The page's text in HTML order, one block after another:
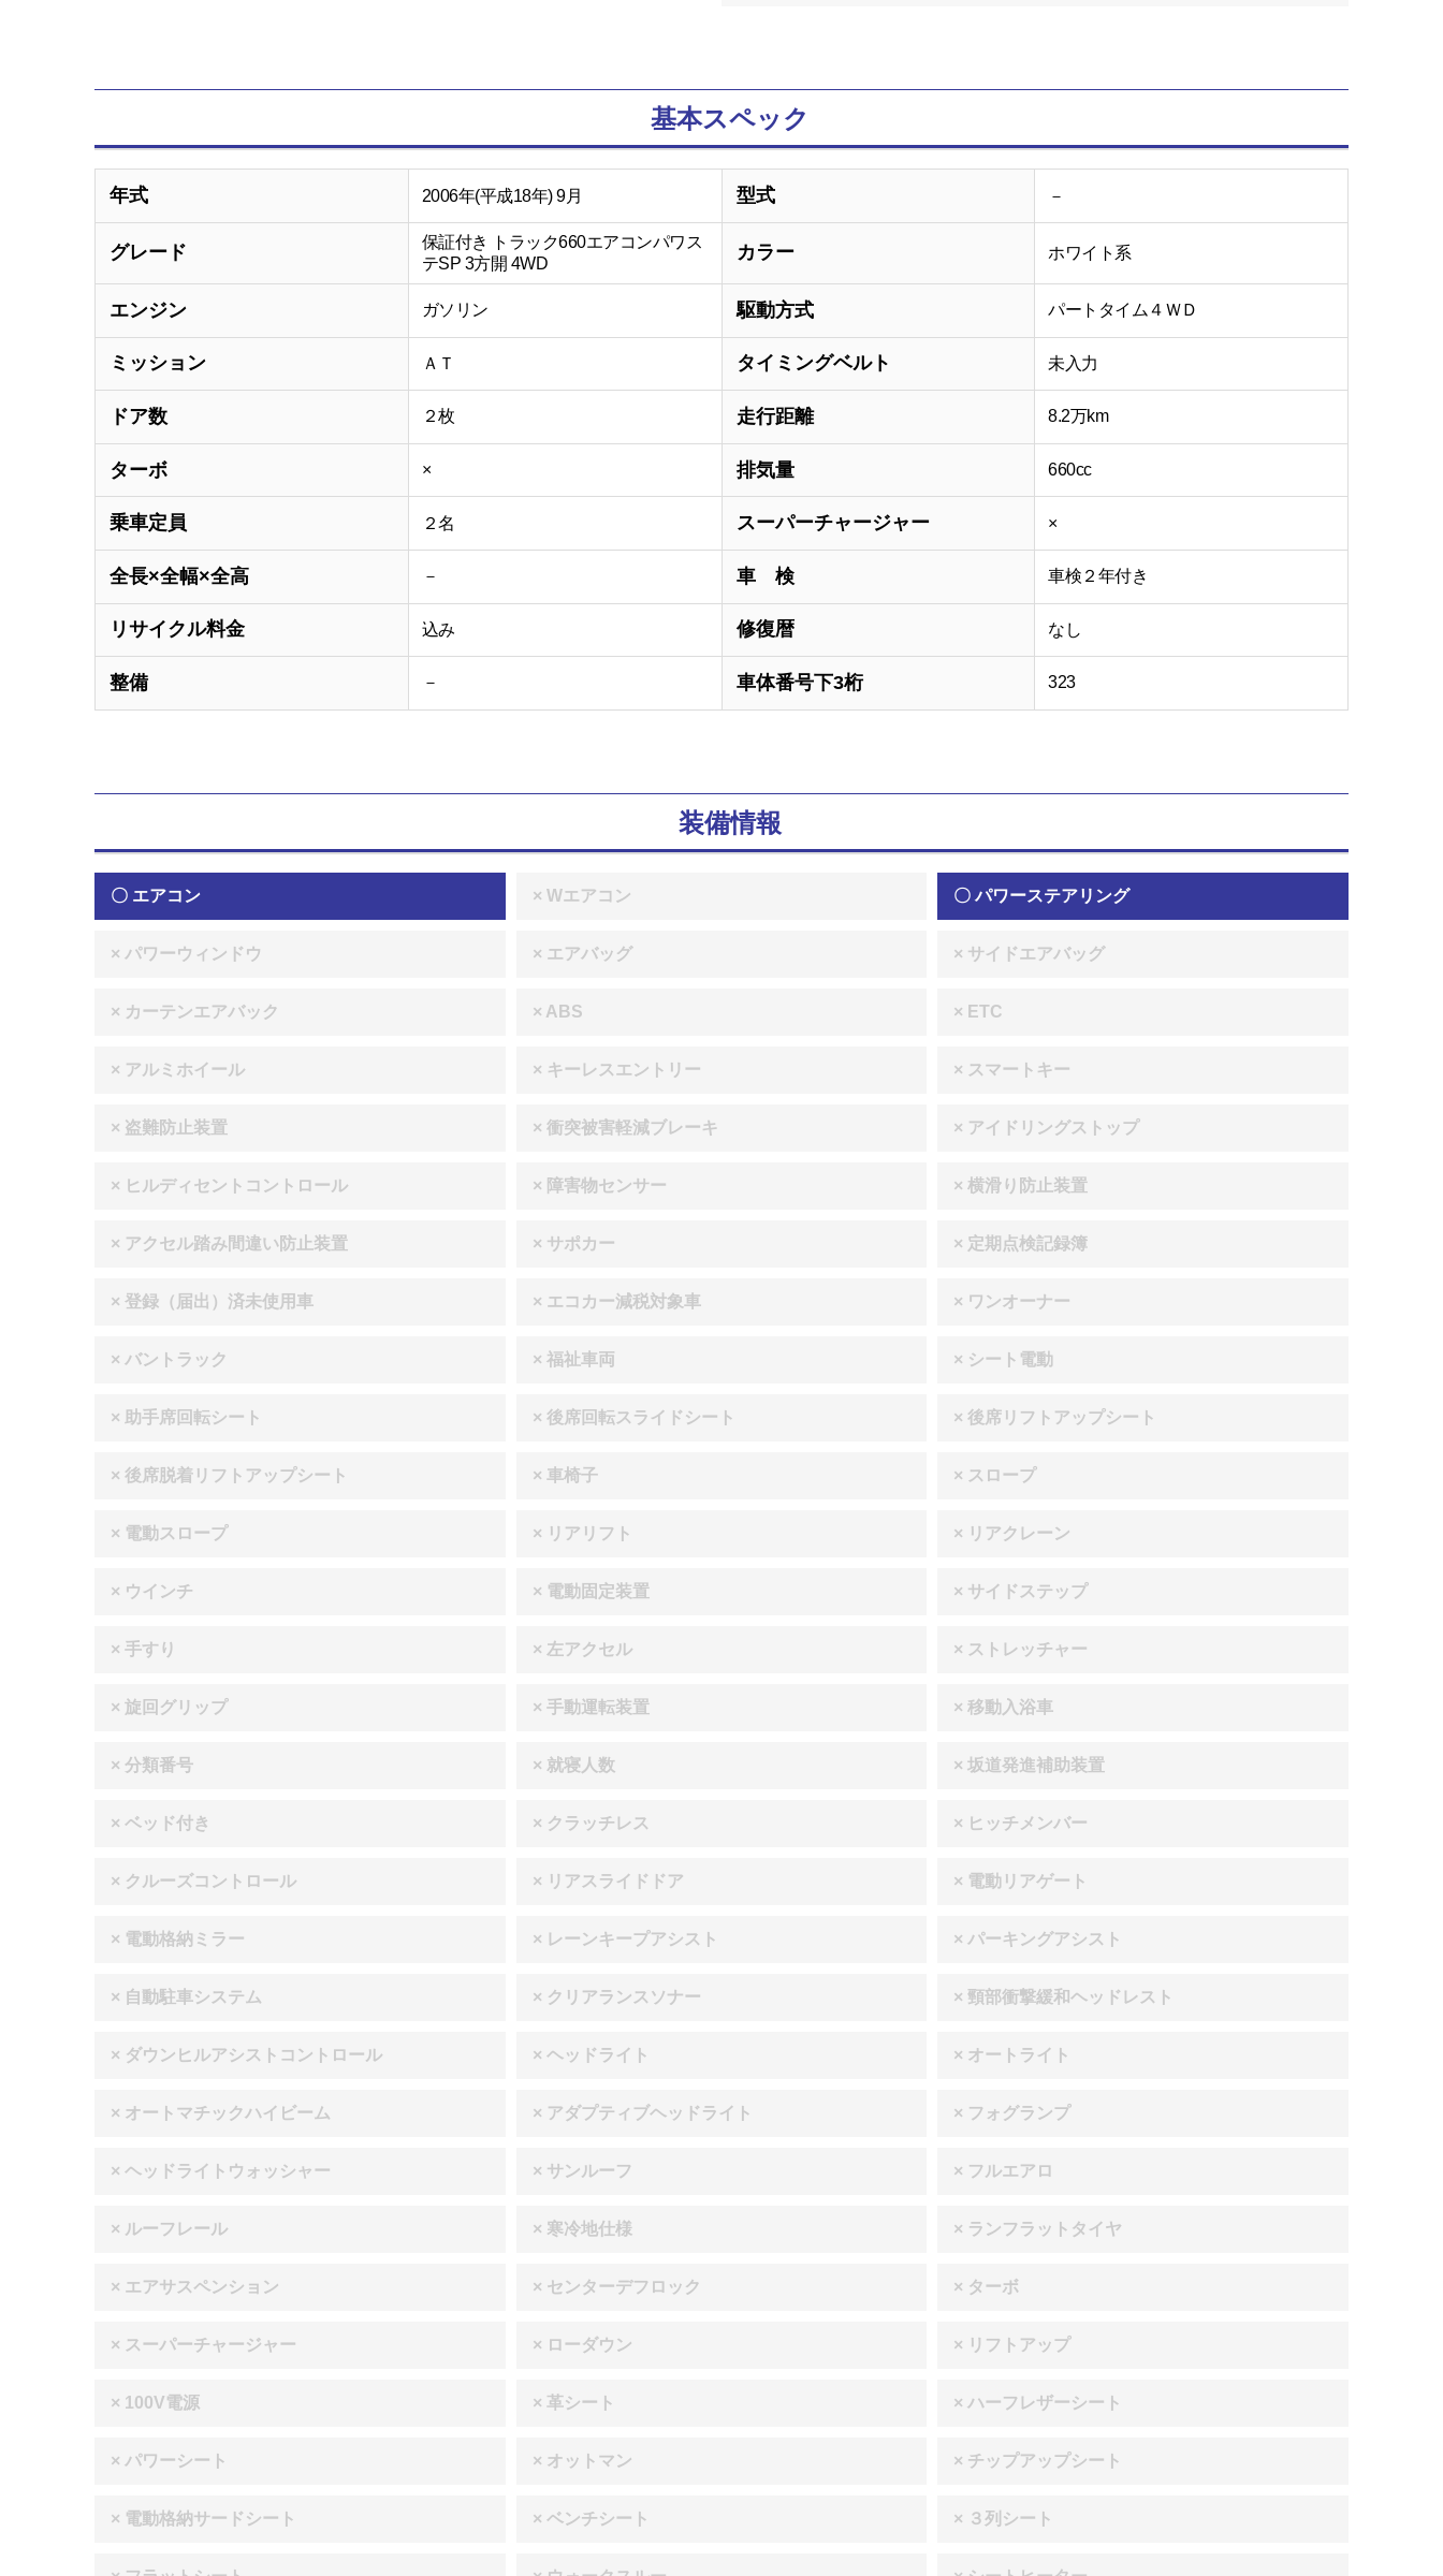
基本スペック
年式 2006年(平成18年) 9月 型式 －
グレード
保証付き トラック660エアコンパワス
テSP 3方開 4WD
カラー ホワイト系
エンジン ガソリン 駆動方式 パートタイム４ＷＤ
ミッション ＡＴ タイミングベルト 未入力
ドア数 ２枚 走行距離 8.2万km
ターボ × 排気量 660cc
乗車定員 ２名 スーパーチャージャー ×
全長×全幅×全高 － 車 検 車検２年付き
リサイクル料金 込み 修復暦 なし
整備 － 車体番号下3桁 323
装備情報
〇 エアコン × Wエアコン 〇 パワーステアリング
× パワーウィンドウ × エアバッグ × サイドエアバッグ
× カーテンエアバック × ABS × ETC
× アルミホイール × キーレスエントリー × スマートキー
× 盗難防止装置 × 衝突被害軽減ブレーキ × アイドリングストップ
× ヒルディセントコントロール × 障害物センサー × 横滑り防止装置
× アクセル踏み間違い防止装置 × サポカー × 定期点検記録簿
× 登録（届出）済未使用車 × エコカー減税対象車 × ワンオーナー
× バントラック × 福祉車両 × シート電動
× 助手席回転シート × 後席回転スライドシート × 後席リフトアップシート
× 後席脱着リフトアップシート × 車椅子 × スロープ
× 電動スロープ × リアリフト × リアクレーン
× ウインチ × 電動固定装置 × サイドステップ
× 手すり × 左アクセル × ストレッチャー
× 旋回グリップ × 手動運転装置 × 移動入浴車
× 分類番号 × 就寝人数 × 坂道発進補助装置
× ベッド付き × クラッチレス × ヒッチメンバー
× クルーズコントロール × リアスライドドア × 電動リアゲート
× 電動格納ミラー × レーンキープアシスト × パーキングアシスト
× 自動駐車システム × クリアランスソナー × 頸部衝撃緩和ヘッドレスト
× ダウンヒルアシストコントロール × ヘッドライト × オートライト
× オートマチックハイビーム × アダプティブヘッドライト × フォグランプ
× ヘッドライトウォッシャー × サンルーフ × フルエアロ
× ルーフレール × 寒冷地仕様 × ランフラットタイヤ
× エアサスペンション × センターデフロック × ターボ
× スーパーチャージャー × ローダウン × リフトアップ
× 100V電源 × 革シート × ハーフレザーシート
× パワーシート × オットマン × チップアップシート
× 電動格納サードシート × ベンチシート × ３列シート